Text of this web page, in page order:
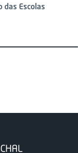
das Escolas